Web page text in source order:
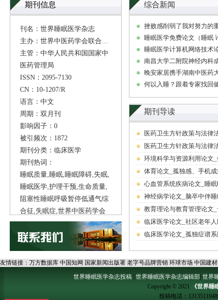
期刊信息
刊名：世界睡眠医学杂志
主办：世界中医药学会联合会
主管：中华人民共和国国家中
医药管理局
ISSN：2095-7130
CN：10-1207/R
语言：中文
周期：双月刊
影响因子：0
被引频次：1872
期刊分类：临床医学
期刊热词：
睡眠质量,睡眠,睡眠障碍,失眠,
睡眠医学,护理干预,生命质量,
阻塞性睡眠呼吸暂停低通气综
合征,失眠症,世界中医药学会
联合会,
综合新闻
挫败感削弱了我对努力的
睡眠医学免费论文（睡眠
睡眠医学计算机网络技术
南昌大学二附院神经内科
晚安家居携手湖南中医药
何以入睡？跟着专家找回
期刊导读
医药卫生方针政策与法律
医药卫生方针政策与法律
环境科学与资源利用论文
体育论文_孤独感、手机
心血管系统疾病论文_睡
神经病学论文_脑卒中伴
教育理论与教育管理论文
临床医学论文_社区老年
临床医学论文_孤独症谱
友情链接： 万方数据库 中国知网 国家新闻出版署 老字号品牌营销 环球市场 中国建
世界睡眠医学杂志投稿| 世界睡眠医学杂志编辑部| 世界
Copyright © 2021
《世界
投稿电话：